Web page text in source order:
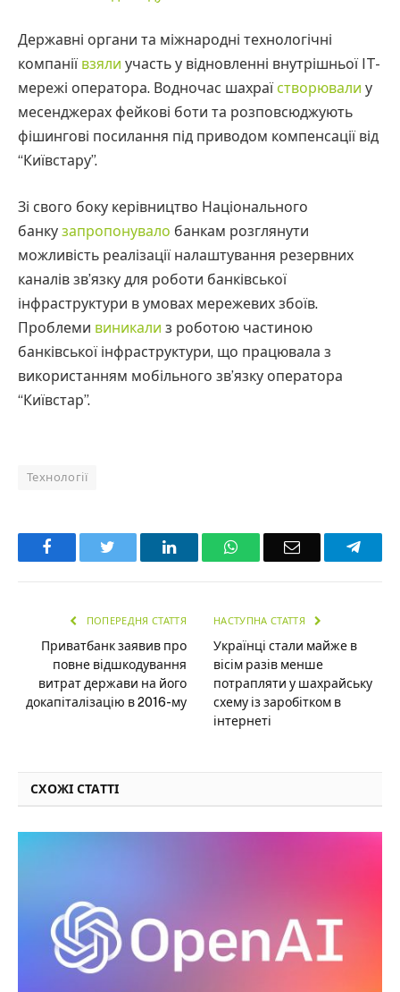
Державні органи та міжнародні технологічні
компанії взяли участь у відновленні внутрішньої IT-
мережі оператора. Водночас шахраї створювали у
месенджерах фейкові боти та розповсюджують
фішингові посилання під приводом компенсації від
“Київстару”.
Зі свого боку керівництво Національного
банку запропонувало банкам розглянути
можливість реалізації налаштування резервних
каналів зв’язку для роботи банківської
інфраструктури в умовах мережевих збоїв.
Проблеми виникали з роботою частиною
банківської інфраструктури, що працювала з
використанням мобільного зв’язку оператора
“Київстар”.
Технології
Facebook LinkedInWhatsAppEmail
ПОПЕРЕДНЯ СТАТТЯ
Приватбанк заявив про
повне відшкодування
витрат держави на його
докапіталізацію в 2016-му
НАСТУПНА СТАТТЯ
Українці стали майже в
вісім разів менше
потрапляти у шахрайську
схему із заробітком в
інтернеті
СХОЖІ СТАТТІ